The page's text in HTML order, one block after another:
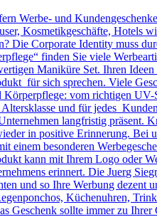
Werbe- und
Kosmetikgeschäfte, Hotels
Die Corporate Identity muss
finden Sie viele
Maniküre Set. Ihren
für sich sprechen. Viele
vom richtigen
und für jedes
langfristig präsent.
in positive Erinnerung. Bei
besonderen
kann mit Ihrem Logo oder
erinnert. Die Juerg
und so Ihre Werbung dezent
Küchenuhren,
Geschenk sollte immer zu